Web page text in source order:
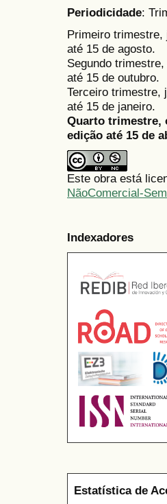
Periodicidade:
Primeiro trimestre,
até 15 de agosto.
Segundo
até 15 de outubro.
Terceiro trimestre,
até 15 de janeiro.
Quarto trimestre,
edição até 15 de
Este obra está
NãoComercial-
Indexadores
Estatística de